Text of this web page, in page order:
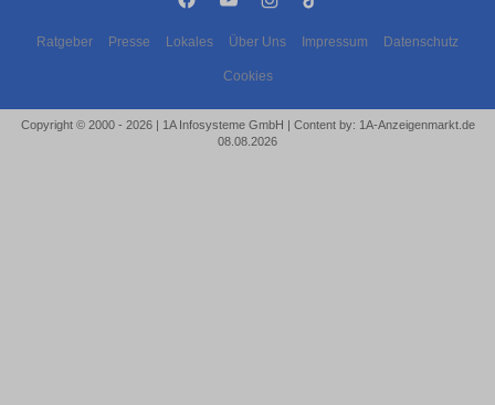
Ratgeber Presse Lokales Über Uns Impressum Datenschutz
Cookies
Copyright © 2000 - 2026 | 1A Infosysteme GmbH | Content by: 1A-Anzeigenmarkt.de
08.08.2026